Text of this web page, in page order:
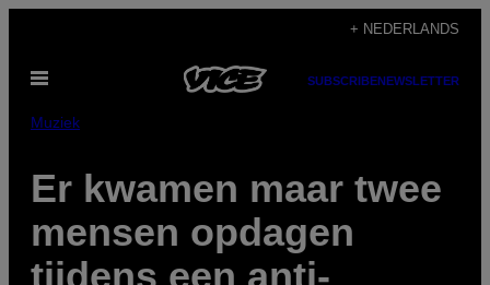
de
inhoud
+ NEDERLANDS
Open
SUBSCRIBENEWSLETTER
Muziek
Er kwamen maar twee
mensen opdagen
tijdens een anti-